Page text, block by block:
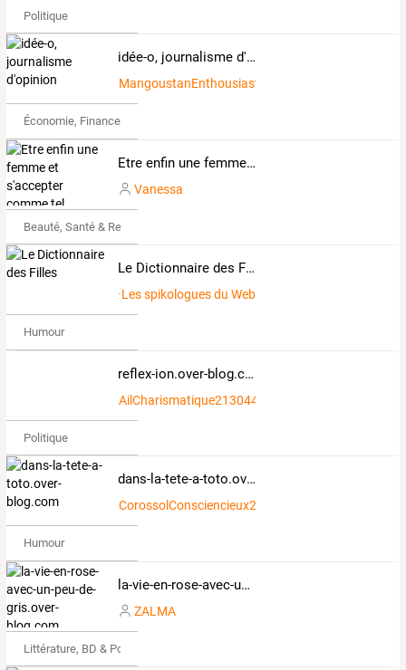
Politique
idée-o, journalisme d'opinion
MangoustanEnthousiaste1684495
Économie, Finance & Droit
Etre enfin une femme et s'accepter comme tel
Vanessa
Beauté, Santé & Remise en forme
Le Dictionnaire des Filles
Les spikologues du Web
Humour
reflex-ion.over-blog.com
AilCharismatique2130449
Politique
dans-la-tete-a-toto.over-blog.com
CorossolConsciencieux2369915
Humour
la-vie-en-rose-avec-un-peu-de-gris.over-blog.com
ZALMA
Littérature, BD & Poésie